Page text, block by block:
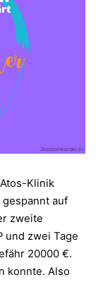
Klinik
auf
zweite
und zwei Tage
20000 €.
konnte. Also